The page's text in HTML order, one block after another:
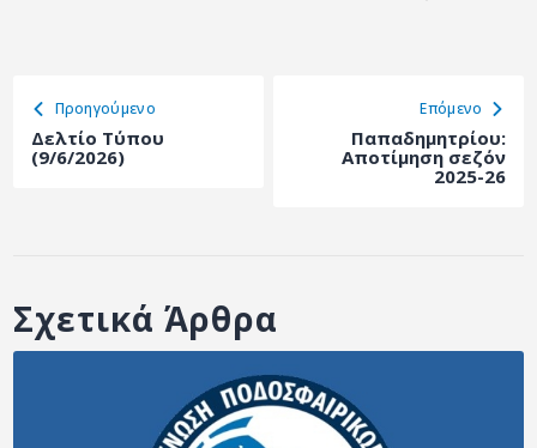
Προηγούμενο
Δελτίο Τύπου
(9/6/2026)
Eπόμενο
Παπαδημητρίου:
Αποτίμηση σεζόν
2025-26
Σχετικά Άρθρα